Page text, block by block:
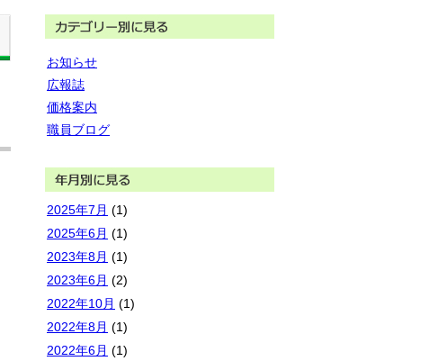
お知らせ
広報誌
価格案内
職員ブログ
2025年7月 (1)
2025年6月 (1)
2023年8月 (1)
2023年6月 (2)
2022年10月 (1)
2022年8月 (1)
2022年6月 (1)